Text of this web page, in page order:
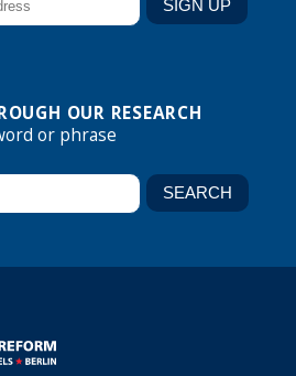
OUR RESEARCH
or phrase